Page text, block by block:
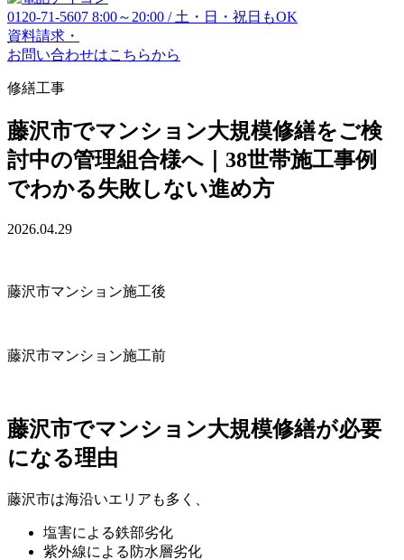
0120-71-5607 8:00～20:00 / 土・日・祝日もOK
資料請求・
お問い合わせはこちらから
修繕工事
藤沢市でマンション大規模修繕をご検
討中の管理組合様へ｜38世帯施工事例
でわかる失敗しない進め方
2026.04.29
藤沢市マンション施工後
藤沢市マンション施工前
藤沢市でマンション大規模修繕が必要
になる理由
藤沢市は海沿いエリアも多く、
塩害による鉄部劣化
紫外線による防水層劣化